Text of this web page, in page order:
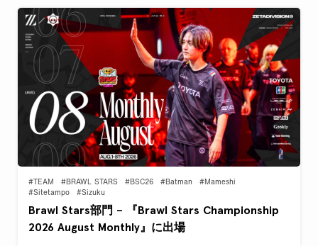
#TEAM #BRAWL STARS #BSC26 #Batman
#Mameshi
#Sitetampo
#Sizuku
Brawl Stars部門 – 『Brawl Stars Championship
2026 August Monthly』に出場